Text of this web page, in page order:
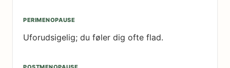
Uforudsigelig; du føler dig ofte flad.